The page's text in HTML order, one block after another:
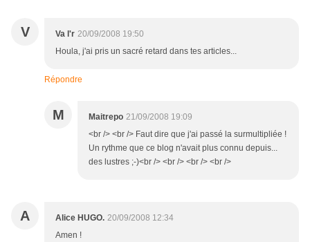
V Va l'r 20/09/2008 19:50
Houla, j'ai pris un sacré retard dans tes articles...
Répondre
M Maitrepo 21/09/2008 19:09
<br /> <br /> Faut dire que j'ai passé la surmultipliée !
Un rythme que ce blog n'avait plus connu depuis...
des lustres ;-)<br /> <br /> <br /> <br />
A Alice HUGO. 20/09/2008 12:34
Amen !